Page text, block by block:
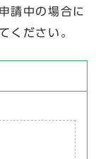
請中の場合に
ください。